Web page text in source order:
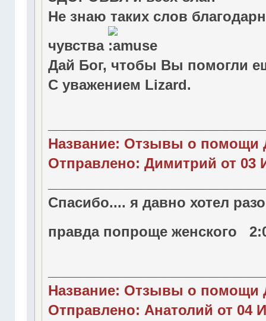
Не знаю таких слов
чувства
Дай Бог, чтобы Вы помогли
С уважением Lizard.
Название: Отзывы о помощи
Отправлено: Димитрий от 03
Спасибо.... я давно хотел
правда попроще женского
Название: Отзывы о помощи
Отправлено: Анатолий от 04